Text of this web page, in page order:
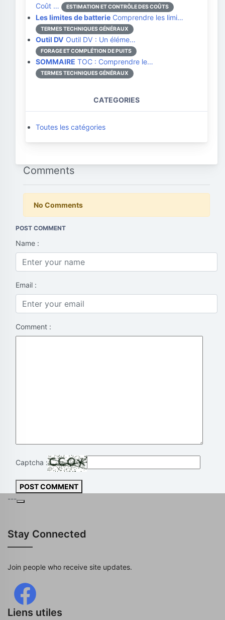
Coût …
ESTIMATION ET CONTRÔLE DES COÛTS
Les limites de batterie Comprendre les limi…
TERMES TECHNIQUES GÉNÉRAUX
Outil DV Outil DV : Un éléme…
FORAGE ET COMPLÉTION DE PUITS
SOMMAIRE TOC : Comprendre le…
TERMES TECHNIQUES GÉNÉRAUX
CATEGORIES
Toutes les catégories
Comments
No Comments
POST COMMENT
Name :
Email :
Comment :
Captcha :
POST COMMENT
---
Stay Connected
Join people who receive site updates.
Liens utiles